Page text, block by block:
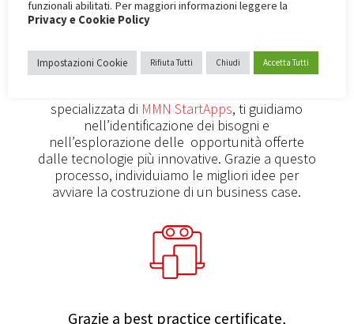
Organizziamo workshop immersivi per
tutti gli stakeholder della tua azienda in cui
dar forma al vostro progetto di Spatial
Computing
specializzata di MMN StartApps, ti guidiamo
nell’identificazione dei bisogni e
nell’esplorazione delle opportunità offerte
dalle tecnologie più innovative. Grazie a questo
processo, individuiamo le migliori idee per
avviare la costruzione di un business case.
Grazie a best practice certificate,
funzionali abilitati. Per maggiori informazioni leggere la
Privacy e Cookie Policy
Impostazioni Cookie Rifiuta Tutti Chiudi Accetta Tutti